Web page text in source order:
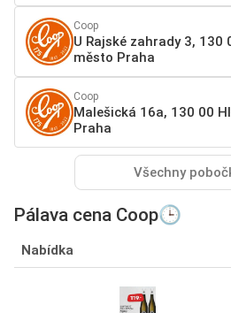
Coop
U Rajské zahrady 3, 130
město Praha
Coop
Malešická 16a, 130 00
Praha
Všechny
Pálava cena Coop🕒
Nabídka